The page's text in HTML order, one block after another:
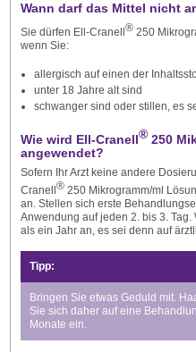
Wann darf das Mittel nicht
Sie dürfen Ell-Cranell ®250
wenn Sie:
allergisch auf einen der
unter 18 Jahre alt sind
schwanger sind oder stillen, es
Wie wird Ell-Cranell®250
angewendet?
Sofern Ihr Arzt keine andere
Cranell ®250 Mikrogramm/ml
an. Stellen sich erste
Anwendung auf jeden 2. bis 3.
als ein Jahr an, es sei denn auf
Tipp:
Bringen Sie etwas Geduld mit.
Sie sich daher auf eine
Monate ein.